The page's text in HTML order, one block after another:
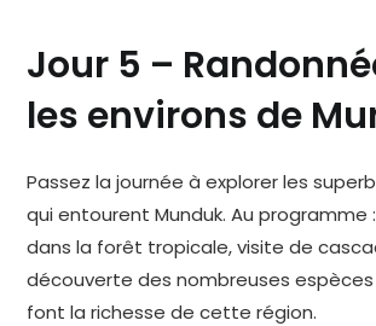
Jour 5 –
les environs de
Passez la journée à explorer les
qui entourent Munduk. Au programme
dans la forêt tropicale, visite de
découverte des nombreuses
font la richesse de cette région.